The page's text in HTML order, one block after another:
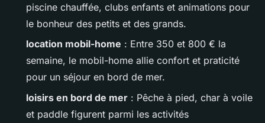
piscine chauffée, clubs enfants et animations pour
le bonheur des petits et des grands.
location mobil-home : Entre 350 et 800 € la
semaine, le mobil-home allie confort et praticité
pour un séjour en bord de mer.
loisirs en bord de mer : Pêche à pied, char à voile
et paddle figurent parmi les activités